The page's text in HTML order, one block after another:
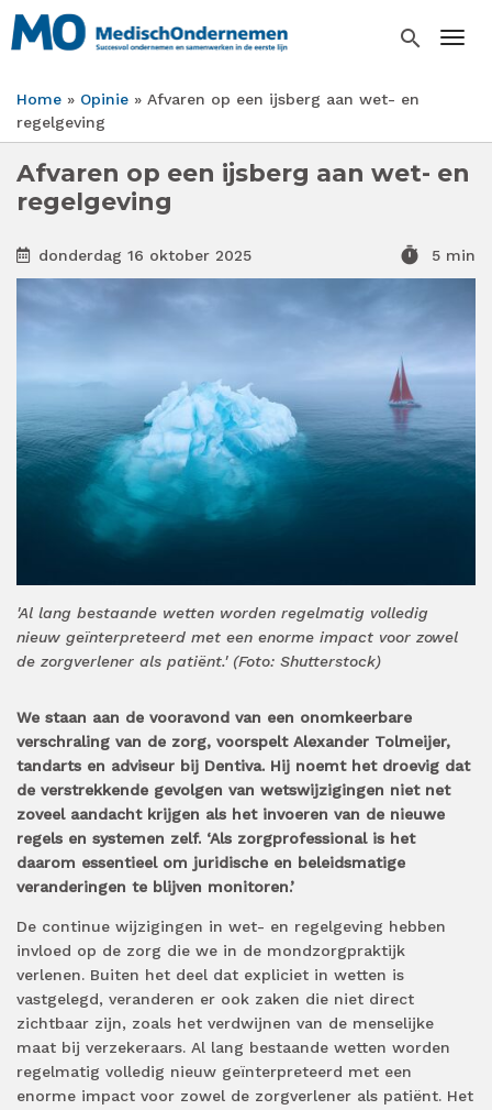
Overslaan
en
inhoud
gaan
search
Kruimelpad
Home Opinie
Afvaren op een ijsberg aan wet- en
regelgeving
Afvaren op een ijsberg aan wet- en
regelgeving
donderdag 16 oktober 2025 timer 5 min
'Al lang bestaande wetten worden regelmatig volledig
nieuw geïnterpreteerd met een enorme impact voor zowel
de zorgverlener als patiënt.' (Foto: Shutterstock)
We staan aan de vooravond van een onomkeerbare
verschraling van de zorg, voorspelt Alexander Tolmeijer,
tandarts en adviseur bij Dentiva. Hij noemt het droevig dat
de verstrekkende gevolgen van wetswijzigingen niet net
zoveel aandacht krijgen als het invoeren van de nieuwe
regels en systemen zelf. ‘Als zorgprofessional is het
daarom essentieel om juridische en beleidsmatige
veranderingen te blijven monitoren.’
De continue wijzigingen in wet- en regelgeving hebben
invloed op de zorg die we in de mondzorgpraktijk
verlenen. Buiten het deel dat expliciet in wetten is
vastgelegd, veranderen er ook zaken die niet direct
zichtbaar zijn, zoals het verdwijnen van de menselijke
maat bij verzekeraars. Al lang bestaande wetten worden
regelmatig volledig nieuw geïnterpreteerd met een
enorme impact voor zowel de zorgverlener als patiënt. Het